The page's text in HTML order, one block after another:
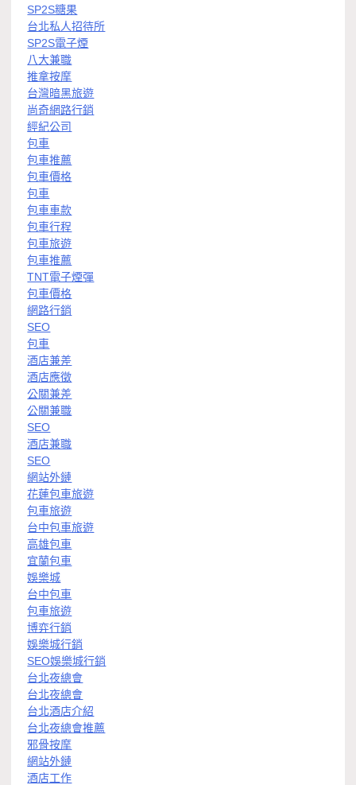
SP2S糖果
台北私人招待所
SP2S電子煙
八大兼職
推拿按摩
台灣暗黑旅遊
尚奇網路行銷
經紀公司
包車
包車推薦
包車價格
包車
包車車款
包車行程
包車旅遊
包車推薦
TNT電子煙彈
包車價格
網路行銷
SEO
包車
酒店兼差
酒店應徵
公關兼差
公關兼職
SEO
酒店兼職
SEO
網站外鏈
花蓮包車旅遊
包車旅遊
台中包車旅遊
高雄包車
宜蘭包車
娛樂城
台中包車
包車旅遊
博弈行銷
娛樂城行銷
SEO娛樂城行銷
台北夜總會
台北夜總會
台北酒店介紹
台北夜總會推薦
邪骨按摩
網站外鏈
酒店工作